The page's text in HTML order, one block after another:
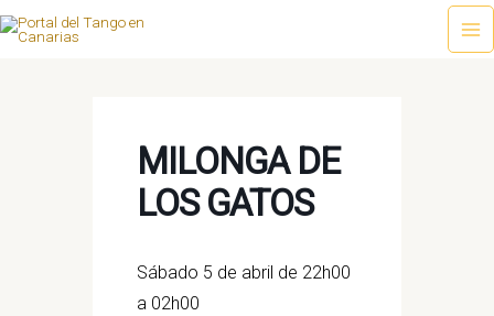
Ir
MILONGA DE
LOS GATOS
Sábado 5 de abril de 22h00
a 02h00